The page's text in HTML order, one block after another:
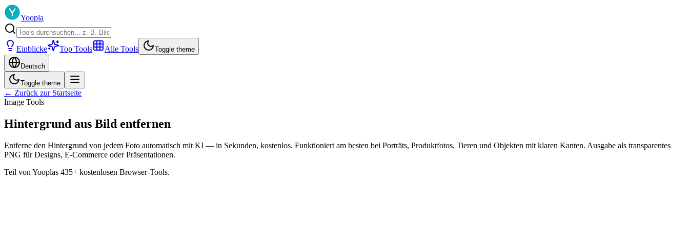
Yoopla
Einblicke Top Tools Alle Tools Toggle theme
Deutsch
Toggle theme
← Zurück zur Startseite
Image Tools
Hintergrund aus Bild entfernen
Entferne den Hintergrund von jedem Foto automatisch mit KI — in Sekunden, kostenlos. Funktioniert am besten bei Porträts, Produktfotos, Tieren und Objekten mit klaren Kanten. Ausgabe als transparentes
PNG für Designs, E-Commerce oder Präsentationen.
Teil von Yooplas 435+ kostenlosen Browser-Tools.